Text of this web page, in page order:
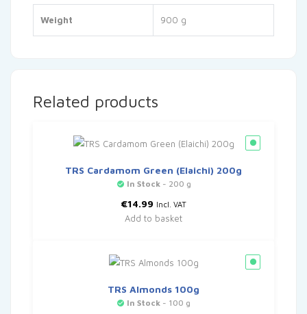
Weight 900 g
Related products
TRS Cardamom Green (Elaichi) 200g
In Stock- 200 g
€14.99 Incl. VAT
Add to basket
TRS Almonds 100g
In Stock - 100 g